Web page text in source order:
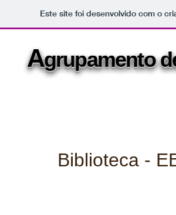
Este site foi desenvolvido com o
Agrupamento
Agrupamento
Biblioteca -